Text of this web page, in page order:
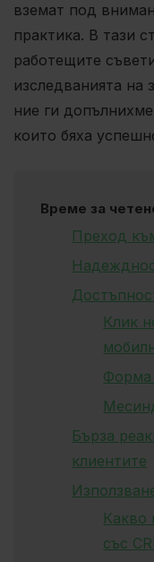
вземат под
практика. В тази
работещите
изследванията на
ние ги
които бяха
Време за
Преход
Клик
Форма
Бърза
клиентите
Какво
със